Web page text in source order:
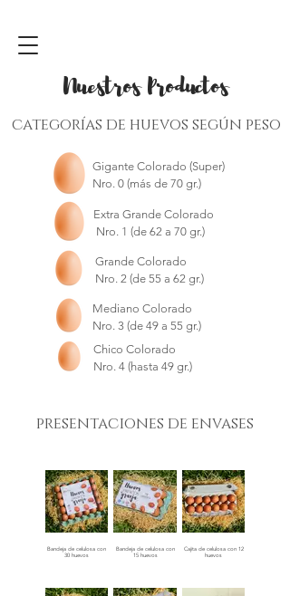
Nuestros Productos
categorías de huevos según peso
Gigante Colorado (Super)
Nro. 0 (más de 70 gr.)
Extra Grande Colorado
Nro. 1 (de 62 a 70 gr.)
Grande Colorado
Nro. 2 (de 55 a 62 gr.)
Mediano Colorado
Nro. 3 (de 49 a 55 gr.)
Chico Colorado
Nro. 4 (hasta 49 gr.)
presentaciones de envases
Bandeja de celulosa con
30 huevos
Bandeja de celulosa con
15 huevos
Cajita de celulosa con 12
huevos